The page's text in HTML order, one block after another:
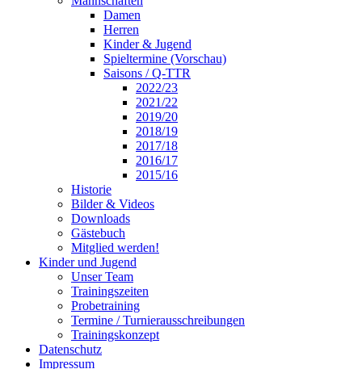
Damen
Herren
Kinder & Jugend
Spieltermine (Vorschau)
Saisons / Q-TTR
2022/23
2021/22
2019/20
2018/19
2017/18
2016/17
2015/16
Historie
Bilder & Videos
Downloads
Gästebuch
Mitglied werden!
Kinder und Jugend
Unser Team
Trainingszeiten
Probetraining
Termine / Turnierausschreibungen
Trainingskonzept
Datenschutz
Impressum